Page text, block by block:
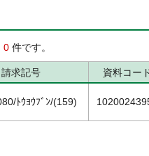
0 件です。
請求記号 資料コー
ﾄｳﾖｳﾌﾞﾝ/(159)